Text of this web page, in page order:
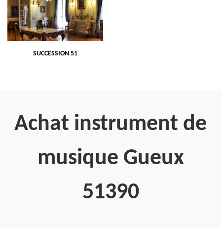
SUCCESSION 51
Achat instrument de
musique Gueux
51390